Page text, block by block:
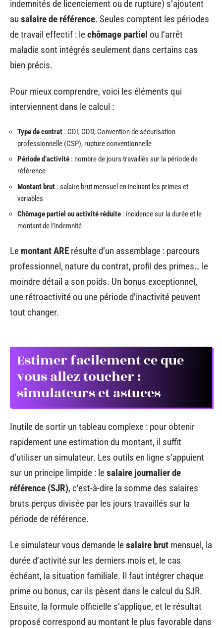
indemnités de licenciement ou de rupture) s’ajoutent
au salaire de référence. Seules comptent les périodes
de travail effectif : lechômage partiel ou l’arrêt
maladie sont intégrés seulement dans certains cas
bien précis.
Pour mieux comprendre, voici les éléments qui
interviennent dans le calcul :
Type de contrat : CDI, CDD, Convention de sécurisation
professionnelle (CSP), rupture conventionnelle
Période d’activité : nombre de jours travaillés sur la période de
référence
Montant brut : salaire brut mensuel en incluant les primes et
variables
Chômage partiel ou activité réduite : incidence sur la durée et le
montant de l’indemnité
Le montant ARE résulte d’un assemblage : parcours
professionnel, nature du contrat, profil des primes… le
moindre détail a son poids. Un bonus exceptionnel,
une rétroactivité ou une période d’inactivité peuvent
tout changer.
Estimer facilement ce que
vous allez toucher :
simulateurs et astuces
Inutile de sortir un tableau complexe : pour obtenir
rapidement une estimation du montant, il suffit
d’utiliser un simulateur. Les outils en ligne s’appuient
sur un principe limpide : lesalaire journalier de
référence (SJR), c’est-à-dire la somme des salaires
bruts perçus divisée par les jours travaillés sur la
période de référence.
Le simulateur vous demande lesalaire brut mensuel, la
durée d’activité sur les derniers mois et, le cas
échéant, la situation familiale. Il faut intégrer chaque
prime ou bonus, car ils pèsent dans le calcul du SJR.
Ensuite, la formule officielle s’applique, et le résultat
proposé correspond au montant le plus favorable dans